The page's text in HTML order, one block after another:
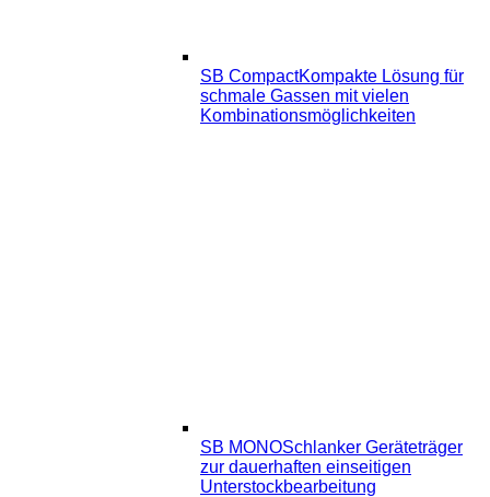
SB CompactKompakte Lösung für
schmale Gassen mit vielen
Kombinationsmöglichkeiten
SB MONOSchlanker Geräteträger
zur dauerhaften einseitigen
Unterstockbearbeitung